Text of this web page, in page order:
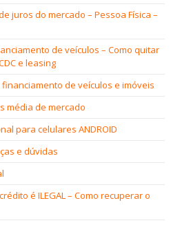
juros do mercado – Pessoa Física –
de veículos – Como quitar
e leasing
de veículos e imóveis
média de mercado
para celulares ANDROID
e dúvidas
é ILEGAL – Como recuperar o